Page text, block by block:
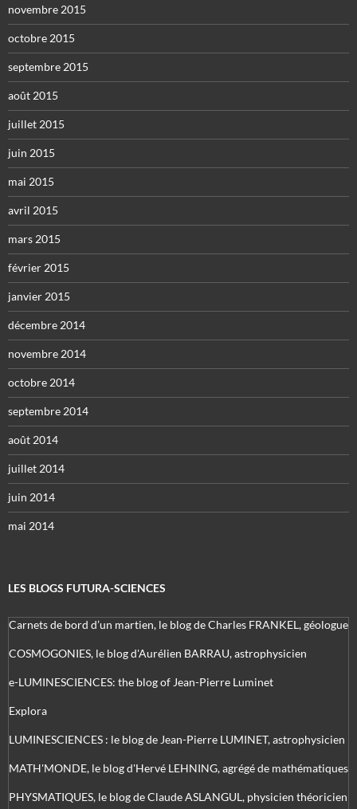
novembre 2015
octobre 2015
septembre 2015
août 2015
juillet 2015
juin 2015
mai 2015
avril 2015
mars 2015
février 2015
janvier 2015
décembre 2014
novembre 2014
octobre 2014
septembre 2014
août 2014
juillet 2014
juin 2014
mai 2014
LES BLOGS FUTURA-SCIENCES
Carnets de bord d’un martien, le blog de Charles FRANKEL, géologue
COSMOGONIES, le blog d'Aurélien BARRAU, astrophysicien
e-LUMINESCIENCES: the blog of Jean-Pierre Luminet
Explora
LUMINESCIENCES : le blog de Jean-Pierre LUMINET, astrophysicien
MATH'MONDE, le blog d'Hervé LEHNING, agrégé de mathématiques
PHYSMATIQUES, le blog de Claude ASLANGUL, physicien théoricien